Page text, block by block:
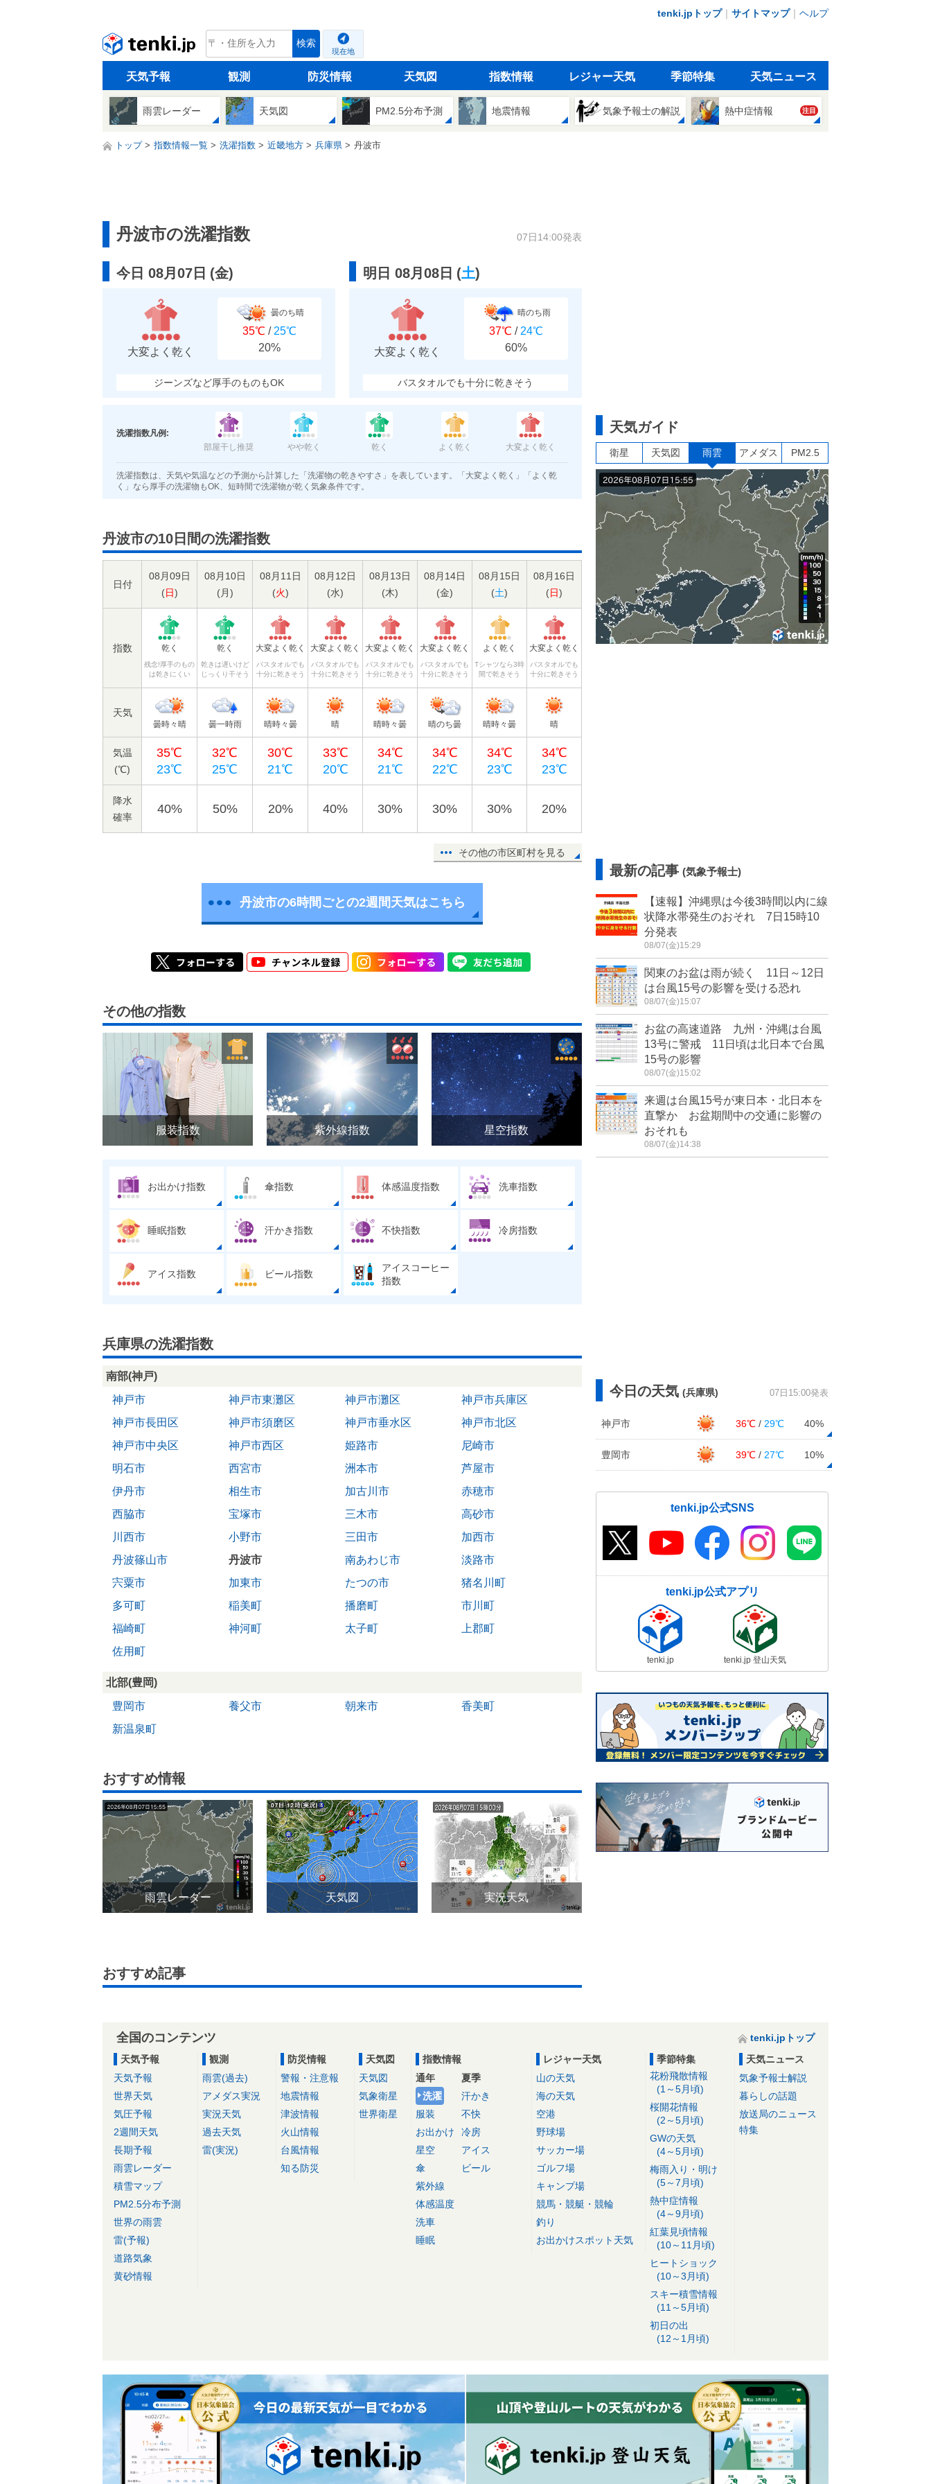
tenki.jpトップ｜ サイトマップ｜ ヘルプ
tenki.jp 検索
現在地
天気予報 観測 防災情報 天気図 指数情報 レジャー天気 季節特集 天気ニュース
雨雲レーダー 天気図 PM2.5分布予測 地震情報 気象予報士の解説 熱中症情報 注目
トップ 指数情報一覧 洗濯指数 近畿地方 兵庫県 丹波市
丹波市の洗濯指数 07日14:00発表
今日 08月07日 (金)
大変よく乾く
曇のち晴
35℃ / 25℃
20%
ジーンズなど厚手のものもOK
明日 08月08日 (土)
大変よく乾く
晴のち雨
37℃ / 24℃
60%
バスタオルでも十分に乾きそう
洗濯指数凡例:
部屋干し推奨
やや乾く 乾く よく乾く 大変よく乾く
洗濯指数は、天気や気温などの予測から計算した「洗濯物の乾きやすさ」を表しています。「大変よく乾く」「よく乾
く」なら厚手の洗濯物もOK、短時間で洗濯物が乾く気象条件です。
丹波市の10日間の洗濯指数
日付
08月09日
(日)
08月10日
(月)
08月11日
(火)
08月12日
(水)
08月13日
(木)
08月14日
(金)
08月15日
(土)
08月16日
(日)
指数 乾く
残念!厚手のもの
は乾きにくい
乾く
乾きは遅いけど
じっくり干そう
大変よく乾く
バスタオルでも
十分に乾きそう
大変よく乾く
バスタオルでも
十分に乾きそう
大変よく乾く
バスタオルでも
十分に乾きそう
大変よく乾く
バスタオルでも
十分に乾きそう
よく乾く
Tシャツなら3時
間で乾きそう
大変よく乾く
バスタオルでも
十分に乾きそう
天気
曇時々晴 曇一時雨 晴時々曇 晴 晴時々曇 晴のち曇 晴時々曇 晴
気温
(℃)
35℃
23℃
32℃
25℃
30℃
21℃
33℃
20℃
34℃
21℃
34℃
22℃
34℃
23℃
34℃
23℃
降水
確率
40% 50% 20% 40% 30% 30% 30% 20%
その他の市区町村を見る
丹波市の6時間ごとの2週間天気はこちら
その他の指数
服装指数 紫外線指数 星空指数
お出かけ指数 傘指数 体感温度指数 洗車指数
睡眠指数 汗かき指数 不快指数 冷房指数
アイス指数 ビール指数
アイスコーヒー
指数
兵庫県の洗濯指数
南部(神戸)
神戸市
神戸市東灘区 神戸市灘区
神戸市兵庫区
神戸市長田区
神戸市須磨区 神戸市垂水区
神戸市北区
神戸市中央区
神戸市西区 姫路市
尼崎市
明石市
西宮市 洲本市
芦屋市
伊丹市
相生市 加古川市
赤穂市
西脇市
宝塚市 三木市
高砂市
川西市
小野市 三田市
加西市
丹波篠山市
丹波市 南あわじ市
淡路市
宍粟市
加東市 たつの市
猪名川町
多可町
稲美町 播磨町
市川町
福崎町
神河町 太子町
上郡町
佐用町
北部(豊岡)
豊岡市
養父市 朝来市
香美町
新温泉町
おすすめ情報
雨雲レーダー 天気図 実況天気
おすすめ記事
天気ガイド
衛星 天気図 雨雲 アメダス PM2.5
最新の記事 (気象予報士)
【速報】沖縄県は今後3時間以内に線
状降水帯発生のおそれ 7日15時10
分発表
08/07(金)15:29
関東のお盆は雨が続く 11日～12日
は台風15号の影響を受ける恐れ
08/07(金)15:07
お盆の高速道路 九州・沖縄は台風
13号に警戒 11日頃は北日本で台風
15号の影響
08/07(金)15:02
来週は台風15号が東日本・北日本を
直撃か お盆期間中の交通に影響の
おそれも
08/07(金)14:38
今日の天気 (兵庫県) 07日15:00発表
神戸市 36℃ / 29℃ 40%
豊岡市 39℃ / 27℃ 10%
tenki.jp公式SNS
tenki.jp公式アプリ
tenki.jp tenki.jp 登山天気
全国のコンテンツ
tenki.jpトップ
天気予報
天気予報
世界天気
気圧予報
2週間天気
長期予報
雨雲レーダー
積雪マップ
PM2.5分布予測
世界の雨雲
雷(予報)
道路気象
黄砂情報
観測
雨雲(過去)
アメダス実況
実況天気
過去天気
雷(実況)
防災情報
警報・注意報
地震情報
津波情報
火山情報
台風情報
知る防災
天気図
天気図
気象衛星
世界衛星
指数情報
通年
洗濯
服装
お出かけ
星空
傘
紫外線
体感温度
洗車
睡眠
夏季
汗かき
不快
冷房
アイス
ビール
レジャー天気
山の天気
海の天気
空港
野球場
サッカー場
ゴルフ場
キャンプ場
競馬・競艇・競輪
釣り
お出かけスポット天気
季節特集
花粉飛散情報
(1～5月頃)
桜開花情報
(2～5月頃)
GWの天気
(4～5月頃)
梅雨入り・明け
(5～7月頃)
熱中症情報
(4～9月頃)
紅葉見頃情報
(10～11月頃)
ヒートショック
(10～3月頃)
スキー積雪情報
(11～5月頃)
初日の出
(12～1月頃)
天気ニュース
気象予報士解説
暮らしの話題
放送局のニュース
特集